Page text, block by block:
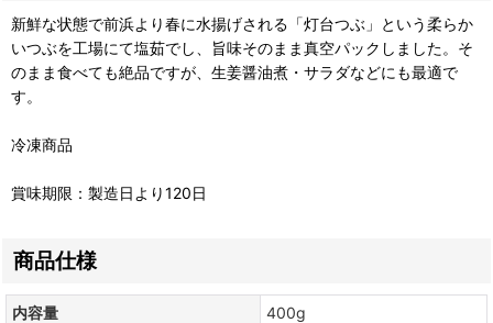
新鮮な状態で前浜より春に水揚げされる「灯台つぶ」という柔らか
いつぶを工場にて塩茹でし、旨味そのまま真空パックしました。そ
のまま食べても絶品ですが、生姜醤油煮・サラダなどにも最適で
す。
冷凍商品
賞味期限：製造日より120日
商品仕様
内容量 400g